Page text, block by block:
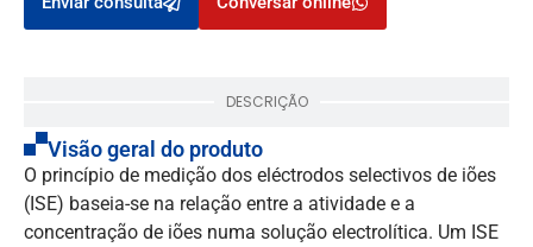
DESCRIÇÃO
Visão geral do produto
O princípio de medição dos eléctrodos selectivos de iões
(ISE) baseia-se na relação entre a atividade e a
concentração de iões numa solução electrolítica. Um ISE